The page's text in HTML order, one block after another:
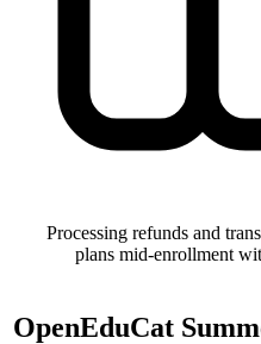
Processing refunds and
plans mid-enrollment